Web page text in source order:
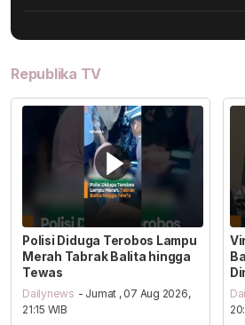
Republika TV
Polisi Diduga Terobos Lampu
Merah Tabrak Balita hingga
Tewas
Dailynews - Jumat , 07 Aug 2026,
21:15 WIB